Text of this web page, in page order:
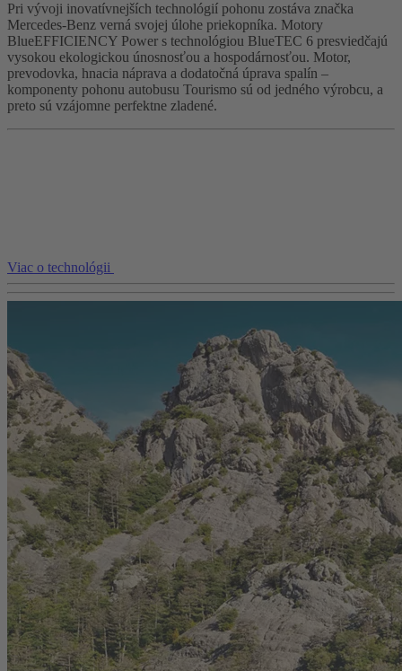
Pri vývoji inovatívnejších technológií pohonu zostáva značka
Mercedes-Benz verná svojej úlohe priekopníka. Motory
BlueEFFICIENCY Power s technológiou BlueTEC 6 presviedčajú
vysokou ekologickou únosnosťou a hospodárnosťou. Motor,
prevodovka, hnacia náprava a dodatočná úprava spalín –
komponenty pohonu autobusu Tourismo sú od jedného výrobcu, a
preto sú vzájomne perfektne zladené.
Viac o technológii